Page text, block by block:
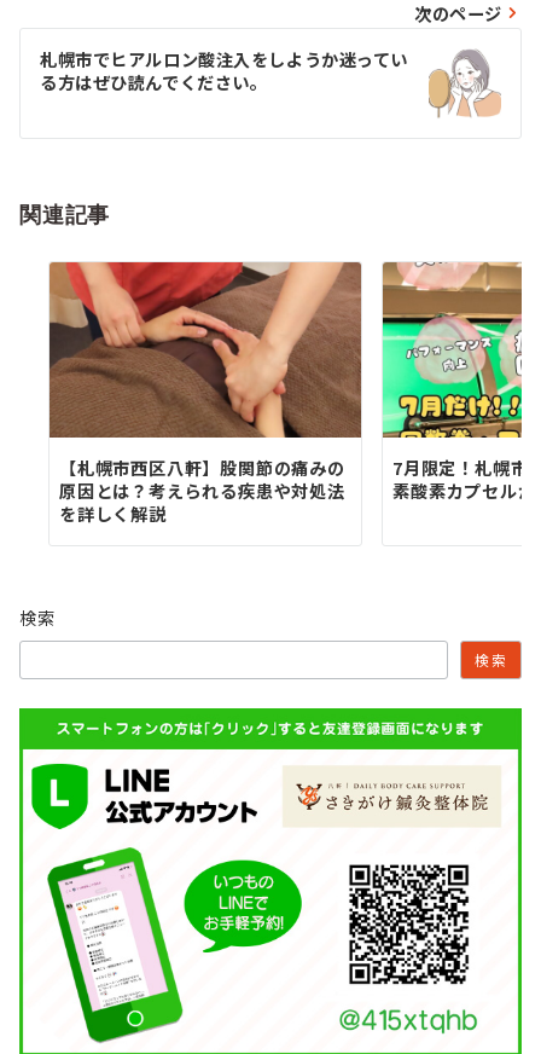
ビ
ゲ
シ
ン
次のページ
札幌市でヒアルロン酸注入をしようか迷ってい
る方はぜひ読んでください。
関連記事
【札幌市西区八軒】股関節の痛みの
原因とは？考えられる疾患や対処法
を詳しく解説
7月限定！札幌市
素酸素カプセル
検索
検索